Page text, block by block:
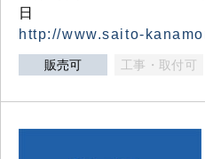
日
http://www.saito-
販売可 工事・取付可